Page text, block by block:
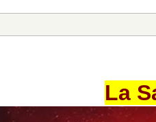
La